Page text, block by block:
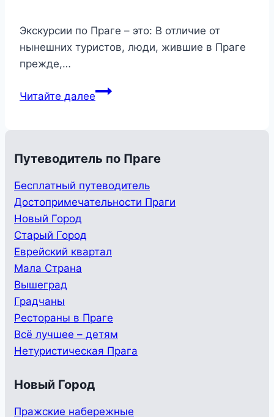
Экскурсии по Праге – это: В отличие от
нынешних туристов, люди, жившие в Праге
прежде,…
Читайте далееПодскали
Путеводитель по Праге
Бесплатный путеводитель
Достопримечательности Праги
Новый Город
Старый Город
Еврейский квартал
Мала Страна
Вышеград
Градчаны
Рестораны в Праге
Всё лучшее – детям
Нетуристическая Прага
Новый Город
Пражские набережные